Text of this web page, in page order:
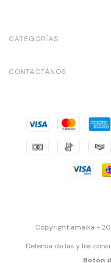
CATEGORÍAS
CONTACTÁNOS
Copyright amaika -
Defensa de las y los
Botón